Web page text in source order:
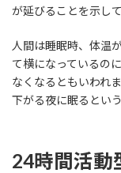
が延びることを示して
人間は睡眠時、体温
て横になっているの
なくなるともいわれ
下がる夜に眠るとい
24時間活動